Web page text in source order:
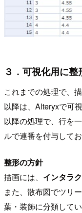
３．可視化用に整
これまでの処理で、
以降は、Alteryxで可
以降の処理で、行を
ルで連番を付与してお
整形の方針
描画には、 インタラ
また、散布図でツリ
葉・装飾に分類して